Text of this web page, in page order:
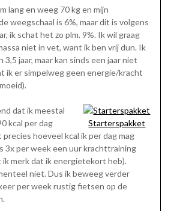
lang en weeg 70 kg en mijn
weegschaal is 6%, maar dit is volgens
ik schat het zo plm. 9%. Ik wil graag
niet in vet, want ik ben vrij dun. Ik
3,5 jaar, maar kan sinds een jaar niet
ik er simpelweg geen energie/kracht
Starterspakket
dat ik meestal
kcal per dag
hoeveel kcal ik per dag mag
3x per week een uur krachttraining
ik merk dat ik energietekort heb).
niet. Dus ik beweeg verder
per week rustig fietsen op de